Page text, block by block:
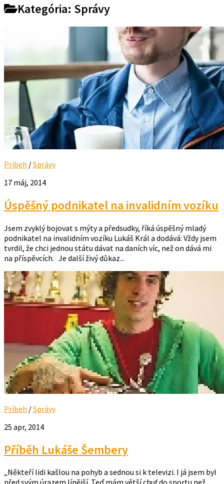
Kategória: Správy
Príbeh /Správy
17 máj, 2014
Úspěšný podnikatel na invalidním vozíku
Jsem zvyklý bojovat s mýty a předsudky, říká úspěšný mladý
podnikatel na invalidním vozíku Lukáš Král a dodává: Vždy jsem
tvrdil, že chci jednou státu dávat na daních víc, než on dává mi
na příspěvcích. Je další živý důkaz...
Príbeh /Správy
25 apr, 2014
Příběh Lukáše Šembery
„Někteří lidi kašlou na pohyb a sednou si k televizi. I já jsem byl